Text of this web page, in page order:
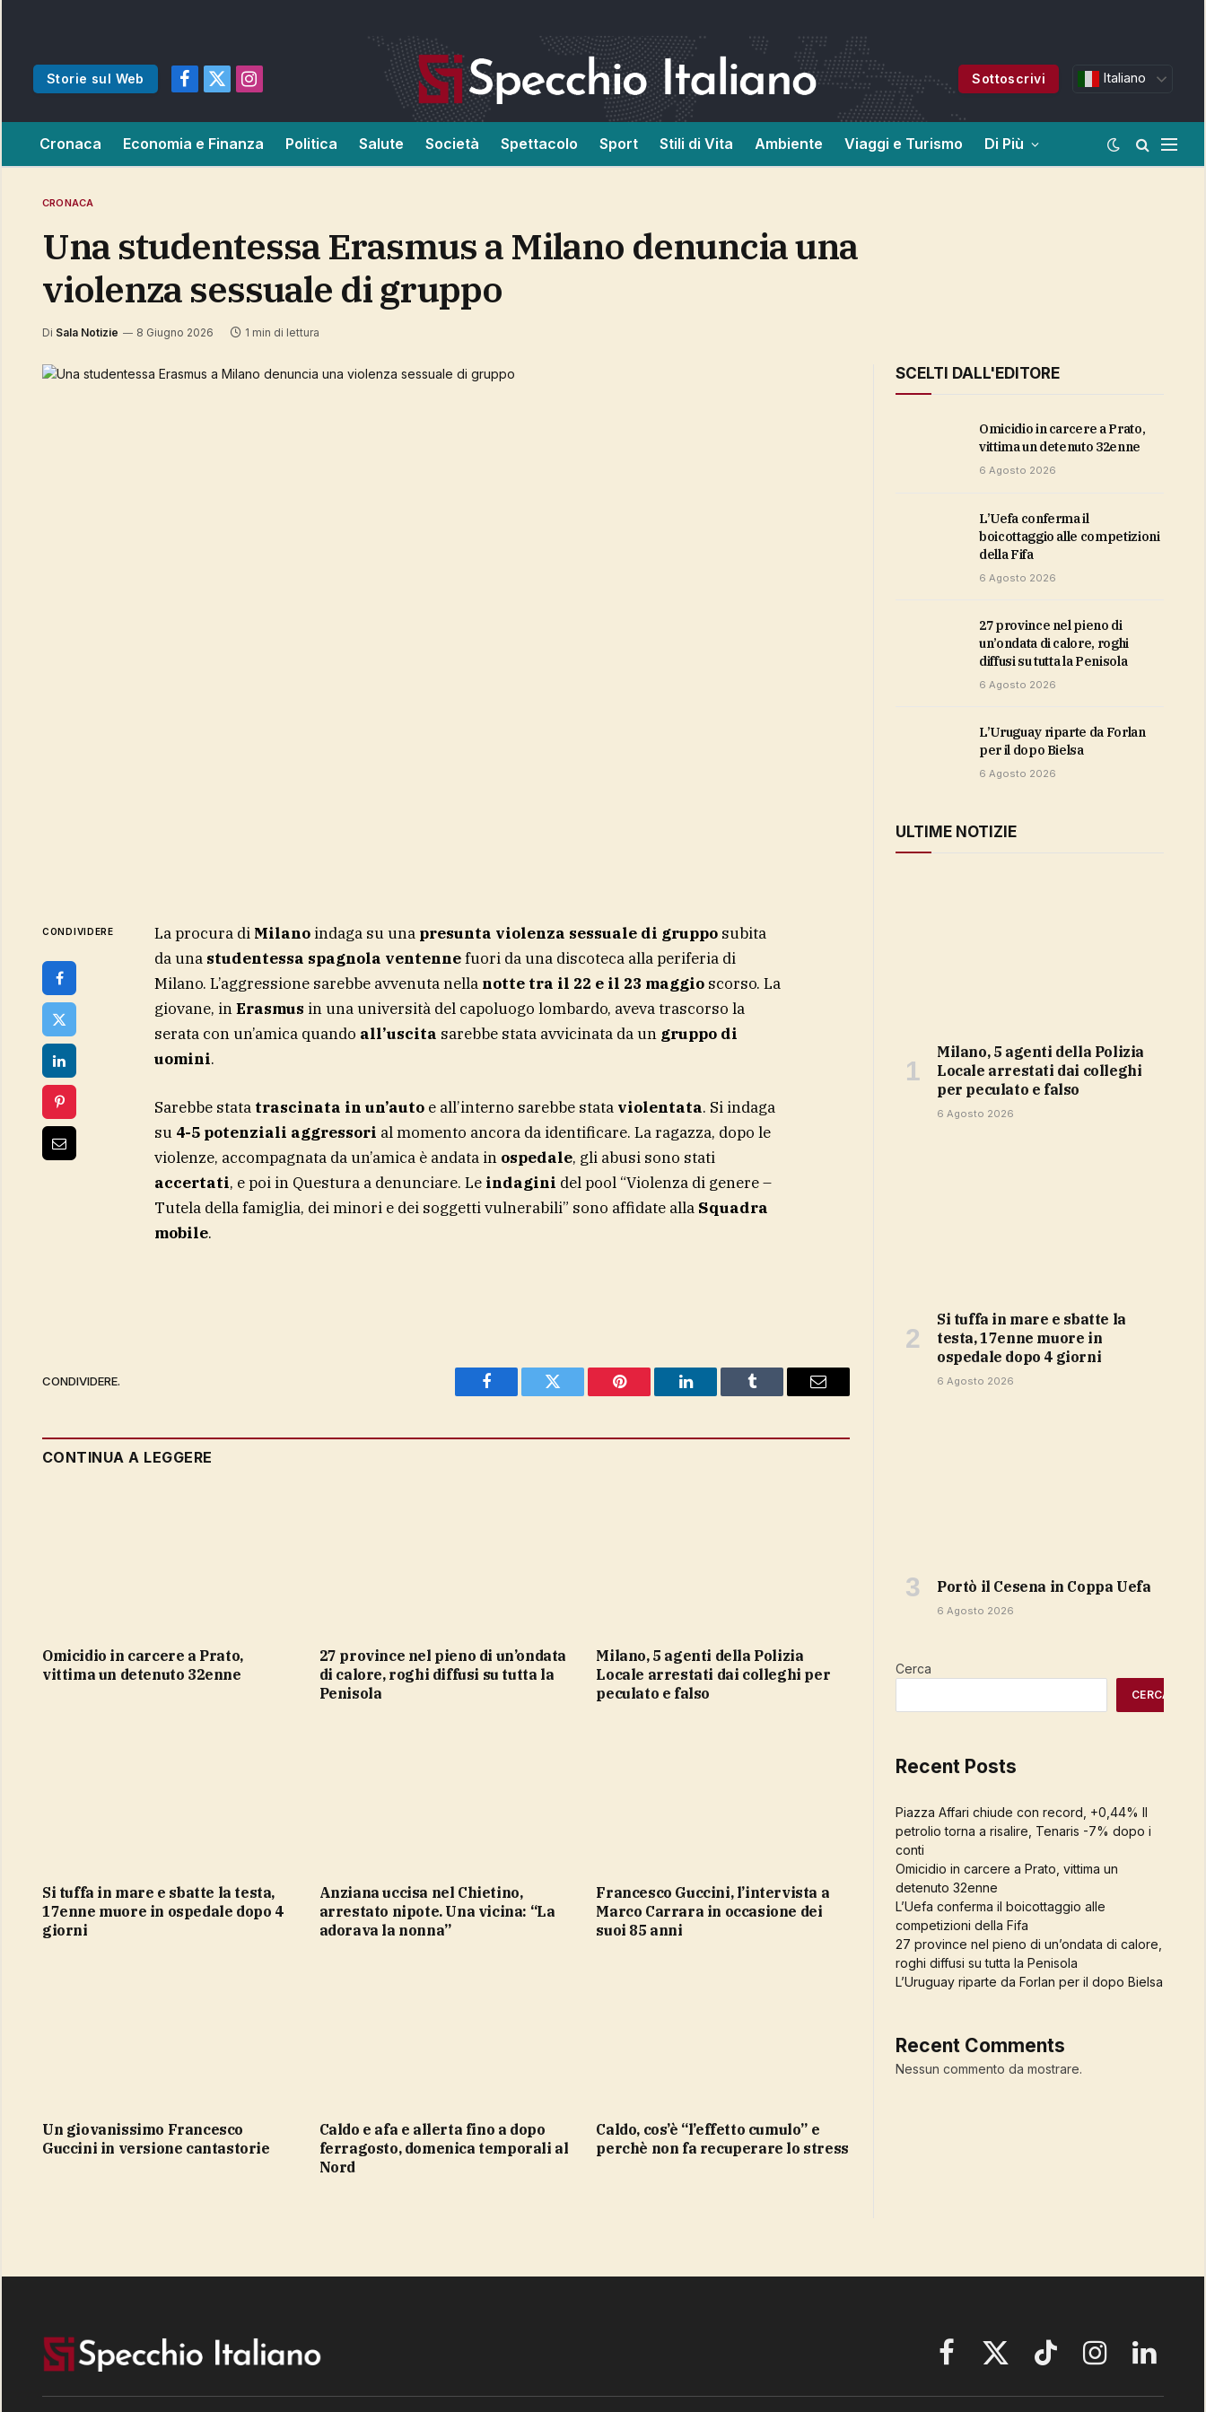
Storie sul Web
Facebook
X
Instagram
Sottoscrivi Italiano
Cronaca Economia e Finanza Politica Salute Società Spettacolo Sport Stili di Vita Ambiente Viaggi e Turismo Di Più
CRONACA
Una studentessa Erasmus a Milano denuncia una
violenza sessuale di gruppo
Di Sala Notizie 8 Giugno 2026 1 min di lettura
CONDIVIDERE La procura di Milano indaga su una presunta violenza sessuale di grupposubita
da una studentessa spagnola ventennefuori da una discoteca alla periferia di
Milano. L’aggressione sarebbe avvenuta nellanotte tra il 22 e il 23 maggioscorso. La
giovane, inErasmus in una università del capoluogo lombardo, aveva trascorso la
serata con un’amica quando all’uscita sarebbe stata avvicinata da un gruppo di
uomini.
Sarebbe stata trascinata in un’autoe all’interno sarebbe stata violentata. Si indaga
su 4-5 potenziali aggressori al momento ancora da identificare. La ragazza, dopo le
violenze, accompagnata da un’amica è andata in ospedale, gli abusi sono stati
accertati, e poi in Questura a denunciare. Le indagini del pool “Violenza di genere –
Tutela della famiglia, dei minori e dei soggetti vulnerabili” sono affidate alla Squadra
mobile.
CONDIVIDERE.
Facebook Twitter Pinterest LinkedIn Tumblr Email
CONTINUA A LEGGERE
Omicidio in carcere a Prato,
vittima un detenuto 32enne
27 province nel pieno di un’ondata
di calore, roghi diffusi su tutta la
Penisola
Milano, 5 agenti della Polizia
Locale arrestati dai colleghi per
peculato e falso
Si tuffa in mare e sbatte la testa,
17enne muore in ospedale dopo 4
giorni
Anziana uccisa nel Chietino,
arrestato nipote. Una vicina: “La
adorava la nonna”
Francesco Guccini, l’intervista a
Marco Carrara in occasione dei
suoi 85 anni
un giovanissimo Francesco
Guccini in versione cantastorie
caldo e afa e allerta fino a dopo
ferragosto, domenica temporali al
Nord
Caldo, cos’è “l’effetto cumulo” e
perchè non fa recuperare lo stress
SCELTI DALL'EDITORE
Omicidio in carcere a Prato,
vittima un detenuto 32enne
6 Agosto 2026
L’Uefa conferma il
boicottaggio alle competizioni
della Fifa
6 Agosto 2026
27 province nel pieno di
un’ondata di calore, roghi
diffusi su tutta la Penisola
6 Agosto 2026
L’Uruguay riparte da Forlan
per il dopo Bielsa
6 Agosto 2026
ULTIME NOTIZIE
Milano, 5 agenti della Polizia
Locale arrestati dai colleghi
per peculato e falso
6 Agosto 2026
Si tuffa in mare e sbatte la
testa, 17enne muore in
ospedale dopo 4 giorni
6 Agosto 2026
portò il Cesena in Coppa Uefa
6 Agosto 2026
Cerca
CERCA
Recent Posts
Piazza Affari chiude con record, +0,44% Il
petrolio torna a risalire, Tenaris -7% dopo i
conti
Omicidio in carcere a Prato, vittima un
detenuto 32enne
L’Uefa conferma il boicottaggio alle
competizioni della Fifa
27 province nel pieno di un’ondata di calore,
roghi diffusi su tutta la Penisola
L’Uruguay riparte da Forlan per il dopo Bielsa
Recent Comments
Nessun commento da mostrare.
Facebook
X
TikTok InstagramLinkedIn